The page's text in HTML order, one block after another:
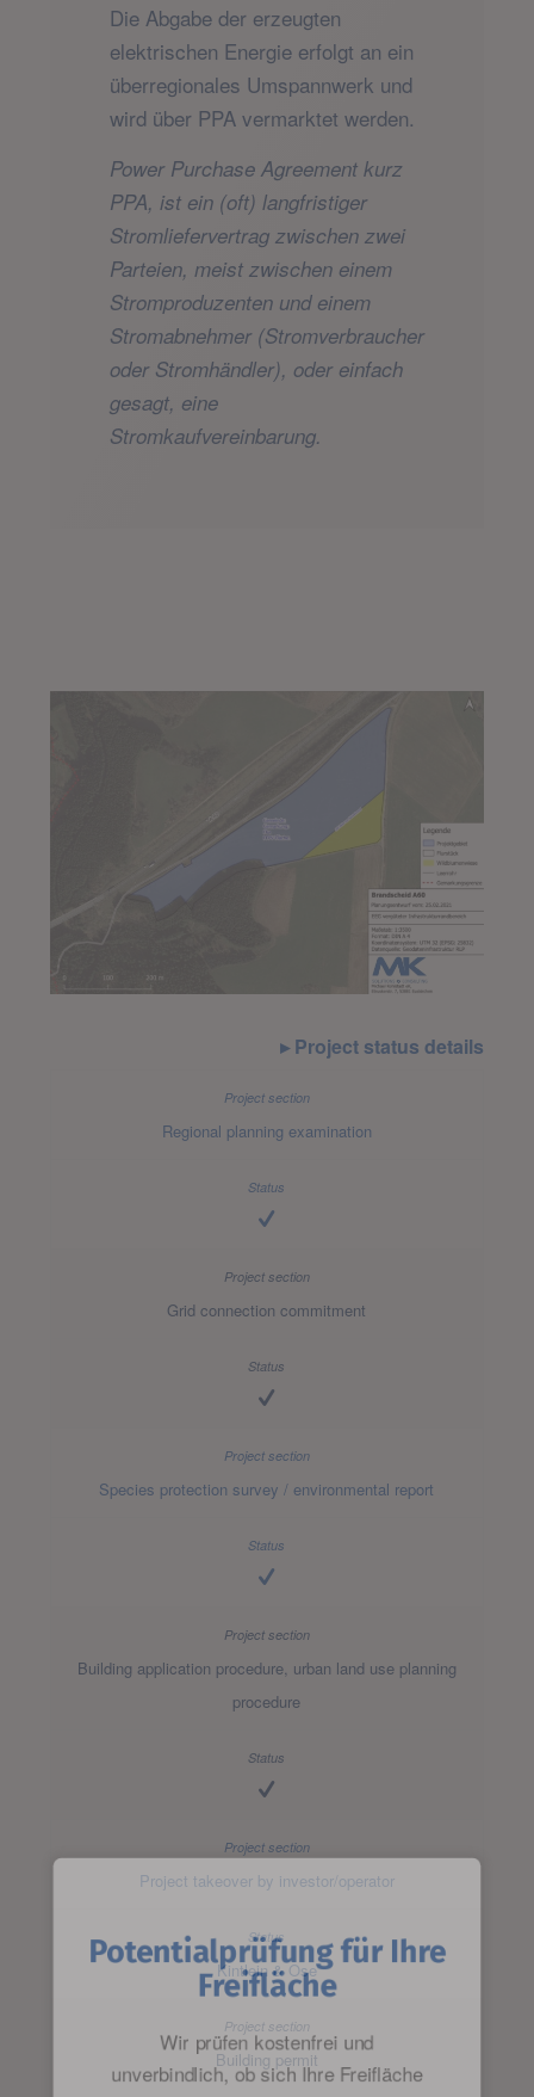
Die Abgabe der erzeugten
elektrischen Energie erfolgt an ein
überregionales Umspannwerk und
wird über PPA vermarktet werden.
Power Purchase Agreement kurz
PPA, ist ein (oft) langfristiger
Stromliefervertrag zwischen zwei
Parteien, meist zwischen einem
Stromproduzenten und einem
Stromabnehmer (Stromverbraucher
oder Stromhändler), oder einfach
gesagt, eine
Stromkaufvereinbarung.
Project status details
Regional planning examination
Grid connection commitment
Species protection survey / environmental report
Building application procedure, urban land use planning
procedure
Project takeover by investor/operator
Kintlein & Ose
Building permit
Potentialprüfung für Ihre
Freifläche
Wir prüfen kostenfrei und
unverbindlich, ob sich Ihre Freifläche